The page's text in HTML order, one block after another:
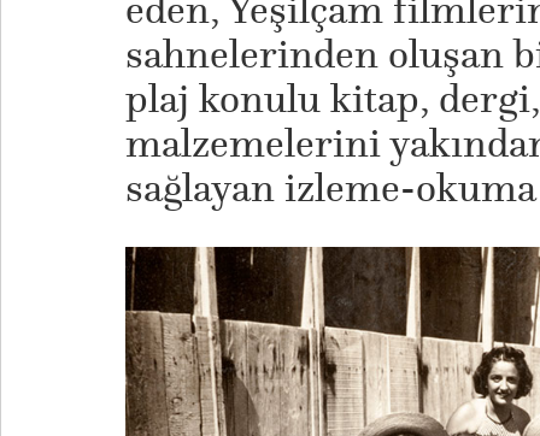
sahnelerinden oluşan
plaj konulu kitap,
malzemelerini
sağlayan izleme-